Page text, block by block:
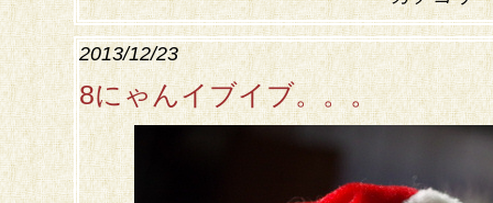
2013/12/23
8にゃんイブイブ。。。